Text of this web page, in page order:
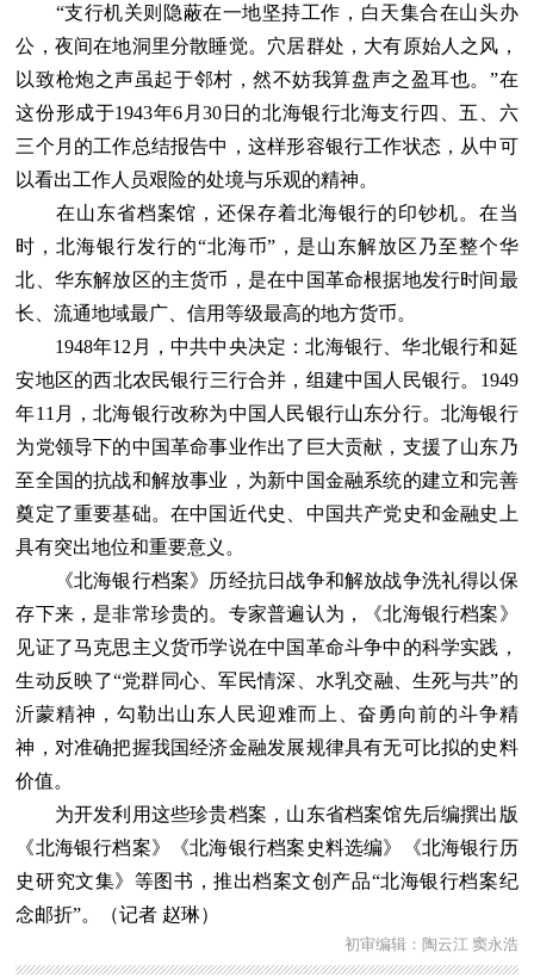
“支行机关则隐蔽在一地坚持工作，白天集合在山头办
公，夜间在地洞里分散睡觉。穴居群处，大有原始人之风，
以致枪炮之声虽起于邻村，然不妨我算盘声之盈耳也。”在
这份形成于1943年6月30日的北海银行北海支行四、五、六
三个月的工作总结报告中，这样形容银行工作状态，从中可
以看出工作人员艰险的处境与乐观的精神。
在山东省档案馆，还保存着北海银行的印钞机。在当
时，北海银行发行的“北海币”，是山东解放区乃至整个华
北、华东解放区的主货币，是在中国革命根据地发行时间最
长、流通地域最广、信用等级最高的地方货币。
1948年12月，中共中央决定：北海银行、华北银行和延
安地区的西北农民银行三行合并，组建中国人民银行。1949
年11月，北海银行改称为中国人民银行山东分行。北海银行
为党领导下的中国革命事业作出了巨大贡献，支援了山东乃
至全国的抗战和解放事业，为新中国金融系统的建立和完善
奠定了重要基础。在中国近代史、中国共产党史和金融史上
具有突出地位和重要意义。
《北海银行档案》历经抗日战争和解放战争洗礼得以保
存下来，是非常珍贵的。专家普遍认为，《北海银行档案》
见证了马克思主义货币学说在中国革命斗争中的科学实践，
生动反映了“党群同心、军民情深、水乳交融、生死与共”的
沂蒙精神，勾勒出山东人民迎难而上、奋勇向前的斗争精
神，对准确把握我国经济金融发展规律具有无可比拟的史料
价值。
为开发利用这些珍贵档案，山东省档案馆先后编撰出版
《北海银行档案》《北海银行档案史料选编》《北海银行历
史研究文集》等图书，推出档案文创产品“北海银行档案纪
念邮折”。（记者 赵琳）
初审编辑：陶云江 窦永浩